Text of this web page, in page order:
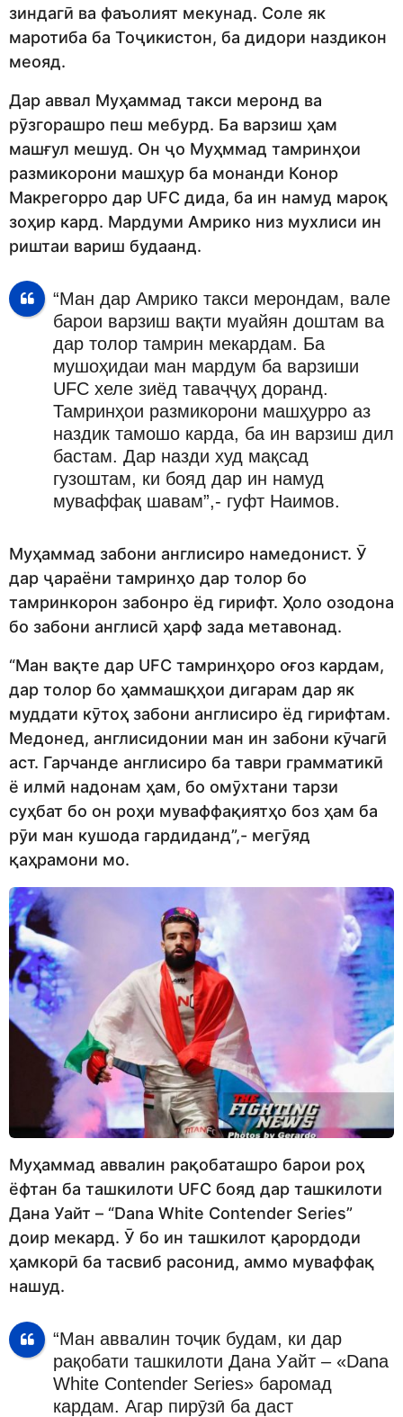
зиндагӣ ва фаъолият мекунад. Соле як
маротиба ба Тоҷикистон, ба дидори наздикон
меояд.
Дар аввал Муҳаммад такси меронд ва
рӯзгорашро пеш мебурд. Ба варзиш ҳам
машғул мешуд. Он ҷо Муҳммад тамринҳои
размикорони машҳур ба монанди Конор
Макрегорро дар UFC дида, ба ин намуд мароқ
зоҳир кард. Мардуми Амрико низ мухлиси ин
риштаи вариш будаанд.
“Ман дар Амрико такси мерондам, вале
барои варзиш вақти муайян доштам ва
дар толор тамрин мекардам. Ба
мушоҳидаи ман мардум ба варзиши
UFC хеле зиёд таваҷҷуҳ доранд.
Тамринҳои размикорони машҳурро аз
наздик тамошо карда, ба ин варзиш дил
бастам. Дар назди худ мақсад
гузоштам, ки бояд дар ин намуд
муваффақ шавам”,- гуфт Наимов.
Муҳаммад забони англисиро намедонист. Ӯ
дар ҷараёни тамринҳо дар толор бо
тамринкорон забонро ёд гирифт. Ҳоло озодона
бо забони англисӣ ҳарф зада метавонад.
“Ман вақте дар UFC тамринҳоро оғоз кардам,
дар толор бо ҳаммашқҳои дигарам дар як
муддати кӯтоҳ забони англисиро ёд гирифтам.
Медонед, англисидонии ман ин забони кӯчагӣ
аст. Гарчанде англисиро ба таври грамматикӣ
ё илмӣ надонам ҳам, бо омӯхтани тарзи
суҳбат бо он роҳи муваффақиятҳо боз ҳам ба
рӯи ман кушода гардиданд”,- мегӯяд
қаҳрамони мо.
Муҳаммад аввалин рақобаташро барои роҳ
ёфтан ба ташкилоти UFC бояд дар ташкилоти
Дана Уайт – “Dana White Contender Series”
доир мекард. Ӯ бо ин ташкилот қарордоди
ҳамкорӣ ба тасвиб расонид, аммо муваффақ
нашуд.
“Ман аввалин тоҷик будам, ки дар
рақобати ташкилоти Дана Уайт – «Dana
White Contender Series» баромад
кардам. Агар пирӯзӣ ба даст